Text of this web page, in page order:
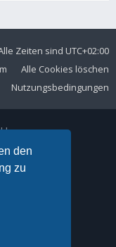
den
zu
Zeiten sind UTC+02:00
Alle Cookies löschen
Nutzungsbedingungen
61